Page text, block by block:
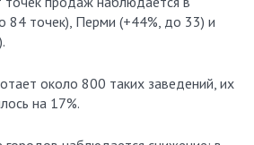
84 точек), Перми (+44%, до 33) и
около 800 таких заведений, их
на 17%.